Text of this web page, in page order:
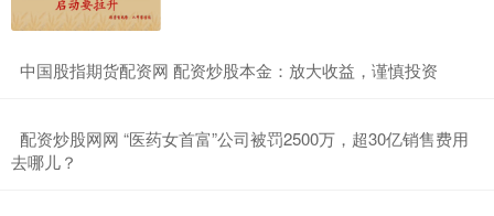
​中国股指期货配资网 配资炒股本金：放大收益，谨慎投资
​配资炒股网网 “医药女首富”公司被罚2500万，超30亿销售费用
去哪儿？